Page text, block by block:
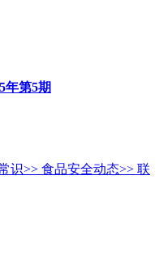
年第5期
识>> 食品安全动态>> 联